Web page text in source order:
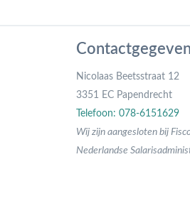
Nicolaas Beetsstraat 12
3351 EC Papendrecht
Telefoon: 078-6151629
Wij zijn aangesloten bij
Nederlandse